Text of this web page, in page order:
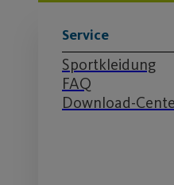
Service
Sportkleidung
FAQ
Download-